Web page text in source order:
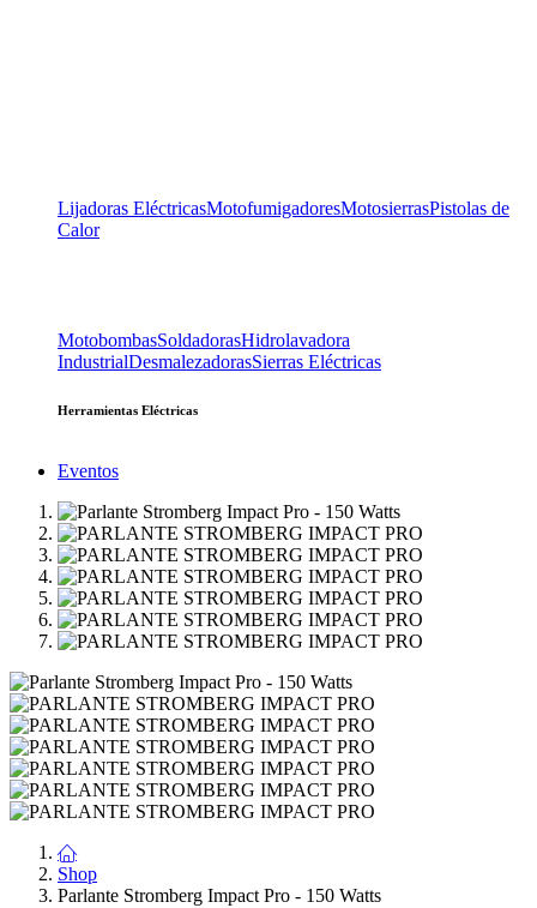
Lijadoras EléctricasMotofumigadoresMotosierrasPistolas de
Calor
MotobombasSoldadorasHidrolavadora
IndustrialDesmalezadorasSierras Eléctricas
Herramientas Eléctricas
Eventos
Shop
Parlante Stromberg Impact Pro - 150 Watts